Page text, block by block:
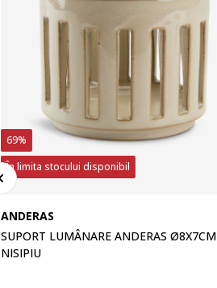
69%
În limita stocului disponibil
ANDERAS
SUPORT LUMÂNARE ANDERAS Ø8X7CM
NISIPIU